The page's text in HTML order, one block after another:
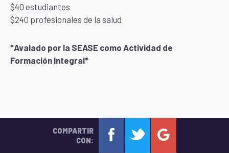
$40 estudiantes
$240 profesionales de la salud
*Avalado por la SEASE como Actividad de
Formación Integral*
COMPARTIR
CON: